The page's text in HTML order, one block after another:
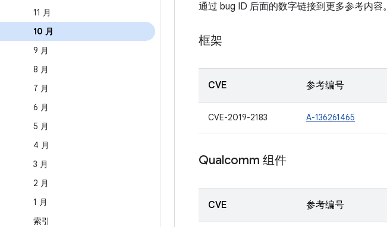
11 月
10 月
9 月
8 月
7 月
6 月
5 月
4 月
3 月
2 月
1 月
索引
通过 bug ID 后面的数字链接到更多参考内容。
框架
CVE 参考编号
CVE-2019-2183 A-136261465
Qualcomm 组件
CVE 参考编号